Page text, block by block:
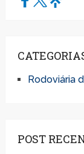
Rodoviária
POST